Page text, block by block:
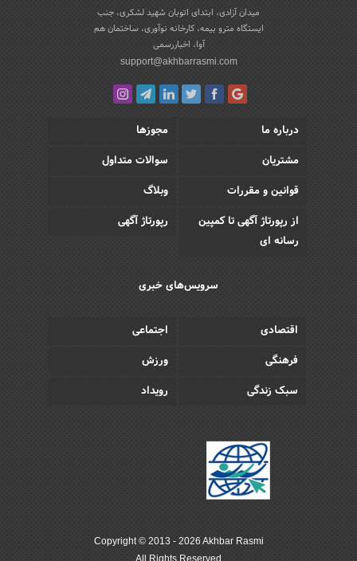
میدان آزادی، ابتدای اتوبان شهید لشکری، جنب
ایستگاه مترو بیمه، کارخانه نوآوری، ساختمان هم
آوا، اخباررسمی
support@akhbarrasmi.com
درباره ما
مجوزها
مشتریان
سوالات متداول
قوانین و مقررات
وبلاگ
از رپورتاژ آگهی تا کمپین
رسانه ای
رپورتاژ آگهی
سرویس‌های خبری
اقتصادی
اجتماعی
فرهنگی
ورزش
سبک زندگی
رویداد
Copyright © 2013 - 2026 Akhbar Rasmi
All Rights Reserved